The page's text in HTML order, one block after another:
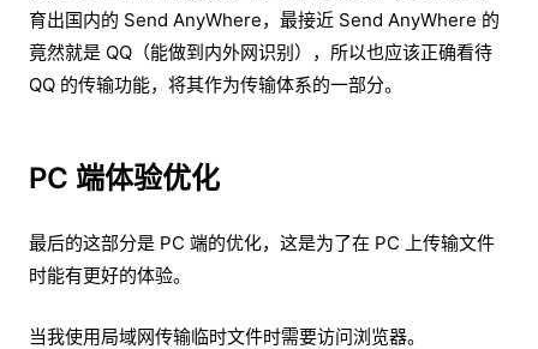
育出国内的 Send AnyWhere，最接近 Send AnyWhere 的
竟然就是 QQ（能做到内外网识别），所以也应该正确看待
QQ 的传输功能，将其作为传输体系的一部分。
PC 端体验优化
最后的这部分是 PC 端的优化，这是为了在 PC 上传输文件
时能有更好的体验。
当我使用局域网传输临时文件时需要访问浏览器。